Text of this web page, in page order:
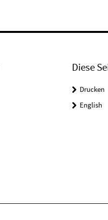
Diese
Drucken
English